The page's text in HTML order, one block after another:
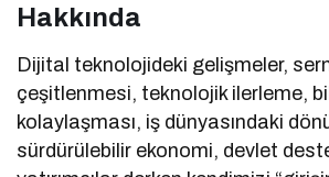
Hakkında
Dijital teknolojideki gelişmeler,
çeşitlenmesi, teknolojik ilerleme,
kolaylaşması, iş dünyasındaki
sürdürülebilir ekonomi, devlet